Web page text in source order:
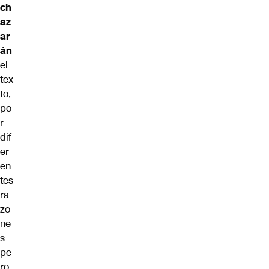
ch
az
ar
án
el
tex
to,
po
r
dif
er
en
tes
ra
zo
ne
s
pe